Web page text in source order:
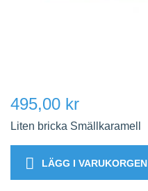
495,00 kr
Liten bricka Smällkaramell
LÄGG I VARUKORGEN